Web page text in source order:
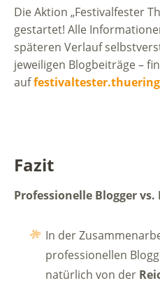
Die Aktion „Festivalfester
gestartet! Alle
späteren Verlauf
jeweiligen Blogbeiträge –
auf
Fazit
Professionelle Blogger
In der
professionellen
natürlich von der